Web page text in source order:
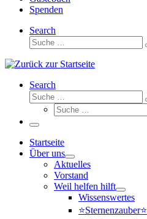
Spenden
Search
Suche
Search
Suche
Suche
Menü
Startseite
Über uns
Aktuelles
Vorstand
Weil helfen hilft
Wissenswertes
⭐Sternenzauber⭐